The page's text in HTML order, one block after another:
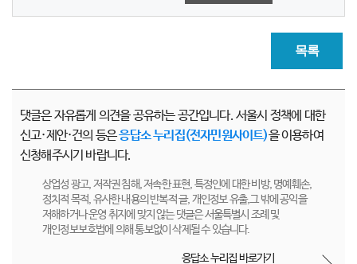
목록
댓글은 자유롭게 의견을 공유하는 공간입니다. 서울시 정책에 대한
신고·제안·건의 등은응답소 누리집(전자민원사이트)을 이용하여
신청해주시기 바랍니다.
상업성 광고, 저작권 침해, 저속한 표현, 특정인에 대한 비방, 명예훼손,
정치적 목적, 유사한 내용의 반복적 글, 개인정보 유출,그 밖에 공익을
저해하거나 운영 취지에 맞지 않는 댓글은 서울특별시 조례 및
개인정보보호법에 의해 통보없이 삭제될 수 있습니다.
응답소 누리집 바로가기